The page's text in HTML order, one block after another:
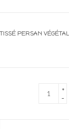
PERSAN
+
-